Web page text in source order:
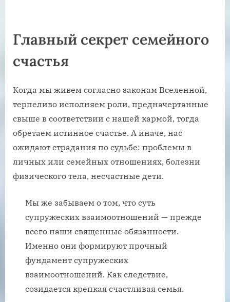
Главный секрет семейного
счастья
Когда мы живем согласно законам Вселенной,
терпеливо исполняем роли, предначертанные
свыше в соответствии с нашей кармой, тогда
обретаем истинное счастье. А иначе, нас
ожидают страдания по судьбе: проблемы в
личных или семейных отношениях, болезни
физического тела, несчастные дети.
Мы же забываем о том, что суть
супружеских взаимоотношений — прежде
всего наши священные обязанности.
Именно они формируют прочный
фундамент супружеских
взаимоотношений. Как следствие,
созидается крепкая счастливая семья.